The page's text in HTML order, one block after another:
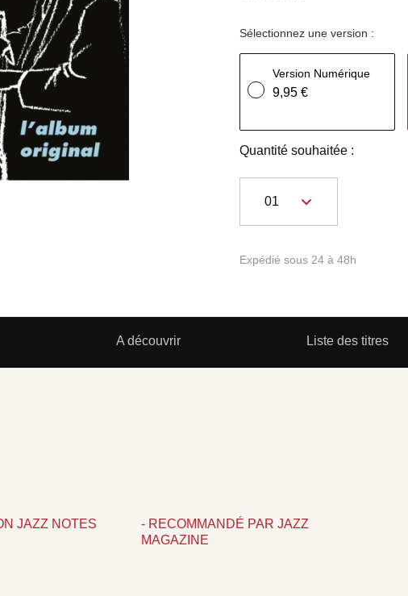
Sélectionnez une version :
Version Numérique
9,95 €
Quantité souhaitée :
Expédié sous 24 à 48h
A découvrir Liste des titres
JAZZ NOTES
- RECOMMANDÉ PAR JAZZ
MAGAZINE